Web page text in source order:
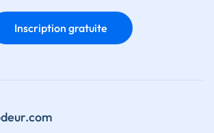
Inscription gratuite